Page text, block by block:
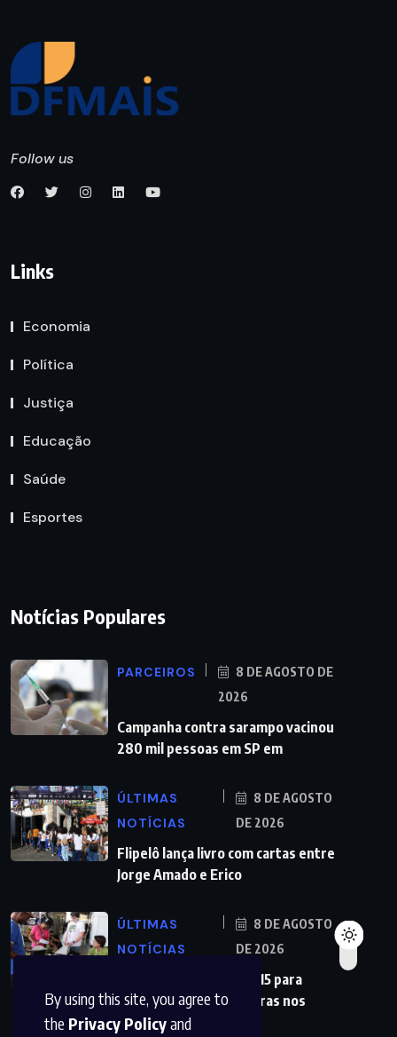
By using this site, you agree to
the Privacy Policyand
Follow us
Links
Economia
Política
Justiça
Educação
Saúde
Esportes
Notícias Populares
PARCEIROS
8 DE AGOSTO DE
2026
Campanha contra sarampo vacinou
280 mil pessoas em SP em
ÚLTIMAS
NOTÍCIAS
8 DE AGOSTO
DE 2026
Flipelô lança livro com cartas entre
Jorge Amado e Erico
ÚLTIMAS
NOTÍCIAS
8 DE AGOSTO
DE 2026
Partidos têm até o dia 15 para
registrarem candidaturas nos